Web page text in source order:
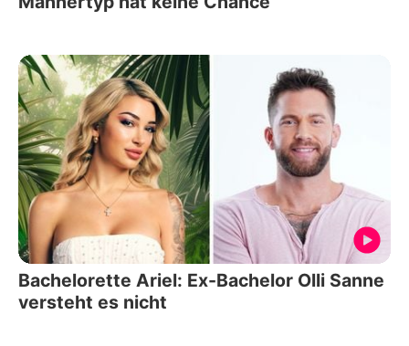
Bachelorette Ariel: Ex-Bachelor Olli Sanne
versteht es nicht